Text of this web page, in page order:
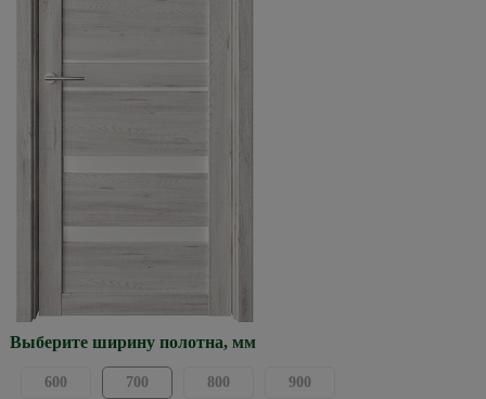
Выберите ширину полотна, мм
600 700 800 900